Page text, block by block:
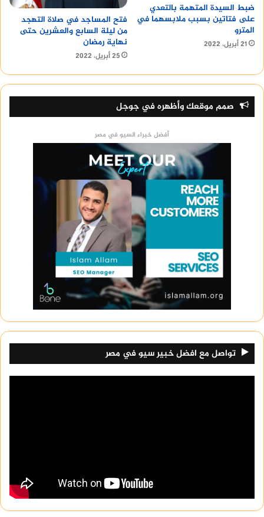
ضبط السيدة المتهمة بالتعدي
على فتاتين بسبب ملابسهما في
المترو
21 أبريل، 2022
فتح المساجد في صلاة التهجد
من ليلة السابع والعشرين حتى
نهاية رمضان
25 أبريل، 2022
صمم موقعك وأظهره في جوجل
أفضل خبراء السيو في مصر
تواصل مع افضل خبير سيو في مصر